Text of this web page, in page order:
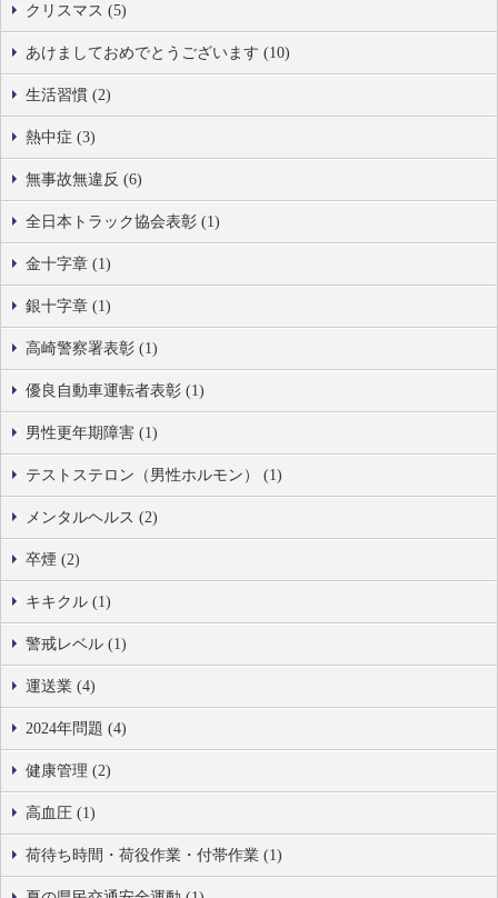
クリスマス (5)
あけましておめでとうございます (10)
生活習慣 (2)
熱中症 (3)
無事故無違反 (6)
全日本トラック協会表彰 (1)
金十字章 (1)
銀十字章 (1)
高崎警察署表彰 (1)
優良自動車運転者表彰 (1)
男性更年期障害 (1)
テストステロン（男性ホルモン） (1)
メンタルヘルス (2)
卒煙 (2)
キキクル (1)
警戒レベル (1)
運送業 (4)
2024年問題 (4)
健康管理 (2)
高血圧 (1)
荷待ち時間・荷役作業・付帯作業 (1)